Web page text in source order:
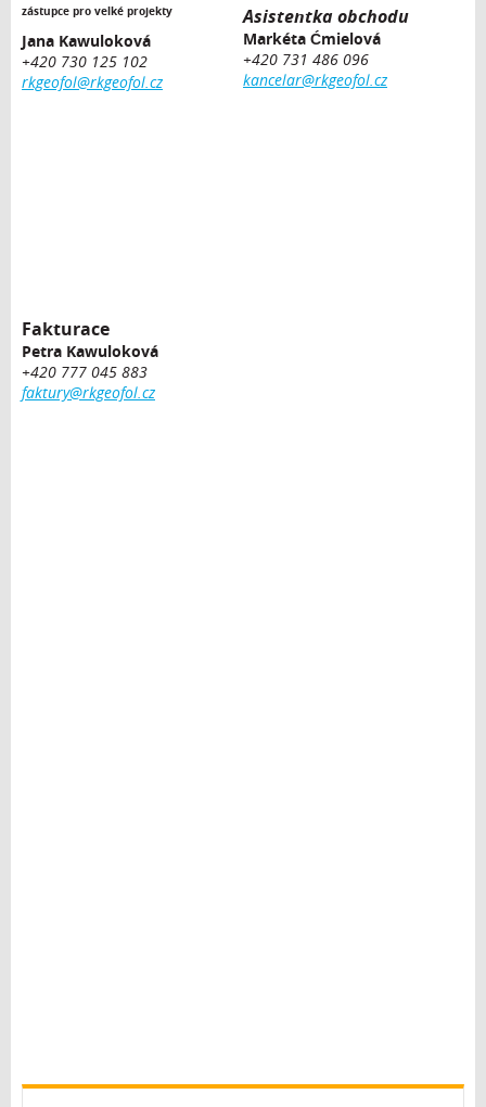
zástupce pro velké projekty
Jana Kawuloková
+420 730 125 102
rkgeofol@rkgeofol.cz
Asistentka obchodu
Markéta Ćmielová
+420 731 486 096
kancelar@rkgeofol.cz
Fakturace
Petra Kawuloková
+420 777 045 883
faktury@rkgeofol.cz